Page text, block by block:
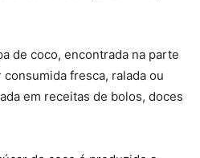
de coco, encontrada na parte
fresca, ralada ou
em receitas de bolos, doces